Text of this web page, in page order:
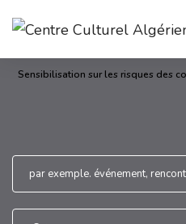
Sensibilisation sur les risques des